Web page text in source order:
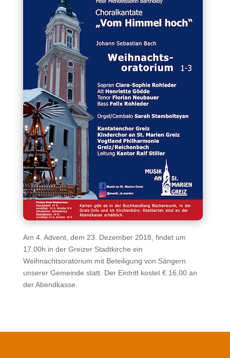
Am 4. Advent, dem 23. Dezember 2018, findet um
17.00h in der Greizer Stadtkirche ein
Weihnachtsoratorium mit Beteiligung von Sängern
unserer Gemeinde statt. Der Eintritt kostet € 16,00 an
der Abendkasse.